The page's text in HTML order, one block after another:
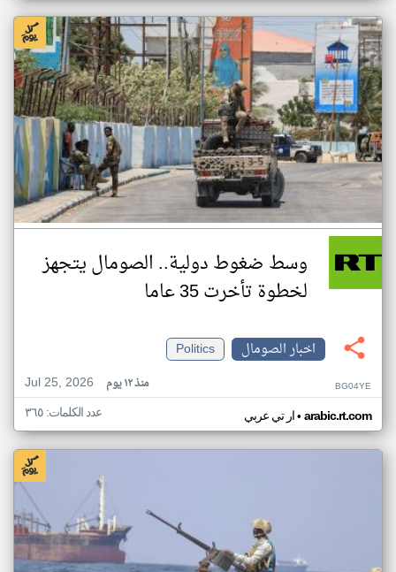
وسط ضغوط دولية.. الصومال يتجهز
لخطوة تأخرت 35 عاما
اخبار الصومال
Politics
Jul 25, 2026
منذ ١٢ يوم BG04YE
ار تي عربي• arabic.rt.com عدد الكلمات: ٣٦٥